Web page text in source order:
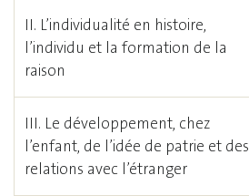
II. L’individualité en histoire,
l’individu et la formation de la
raison
III. Le développement, chez
l’enfant, de l’idée de patrie et des
relations avec l’étranger